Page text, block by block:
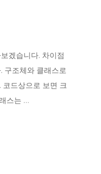
겠습니다. 차이점
구조체와 클래스로
드상으로 보면 크
스는 …